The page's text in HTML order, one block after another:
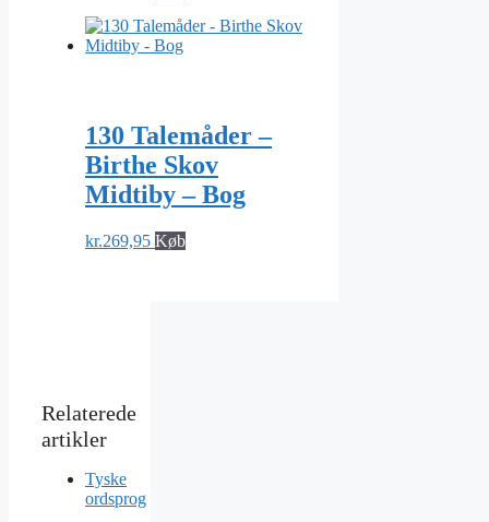
130 Talemåder –
Birthe Skov
Midtiby – Bog
kr.269,95 Køb
Tyske
ordsprog